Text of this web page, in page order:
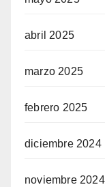
abril 2025
marzo 2025
febrero 2025
diciembre 2024
noviembre 2024